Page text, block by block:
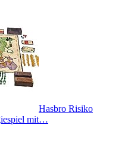
Hasbro Risiko
mit…